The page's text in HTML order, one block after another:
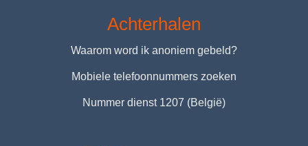
Achterhalen
Waarom word ik anoniem gebeld?
Mobiele telefoonnummers zoeken
Nummer dienst 1207 (België)